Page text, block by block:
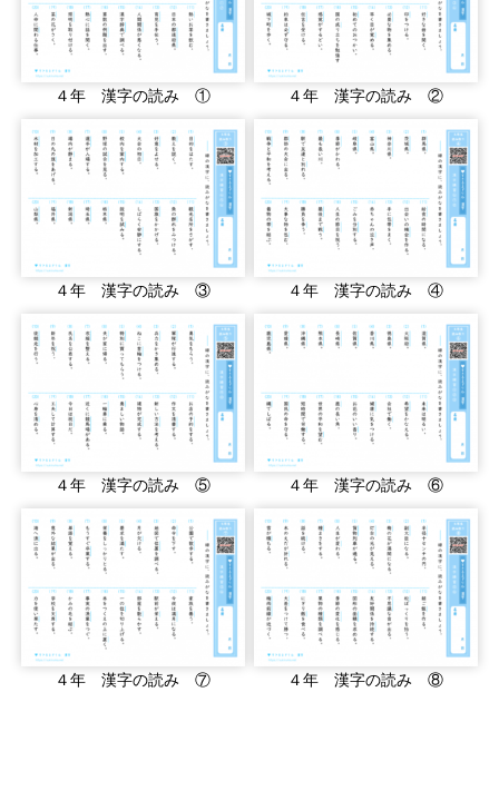
４年 漢字の読み ① ４年 漢字の読み ②
４年 漢字の読み ③ ４年 漢字の読み ④
４年 漢字の読み ⑤ ４年 漢字の読み ⑥
４年 漢字の読み ⑦ ４年 漢字の読み ⑧